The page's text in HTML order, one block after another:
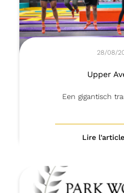
28/08/
Upper
Een gigantisch
Lire l'article